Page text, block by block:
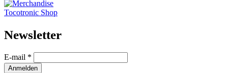
Tocotronic Shop
News­letter
E-mail *